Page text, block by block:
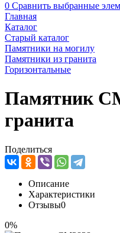
0 Сравнить выбранные
Главная
Каталог
Старый каталог
Памятники на могилу
Памятники из гранита
Горизонтальные
Памятник
гранита
Поделиться
Описание
Характеристики
Отзывы0
0%